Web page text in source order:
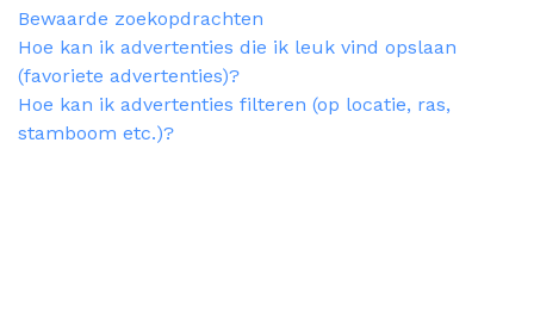
Bewaarde zoekopdrachten
Hoe kan ik advertenties die ik leuk vind opslaan
(favoriete advertenties)?
Hoe kan ik advertenties filteren (op locatie, ras,
stamboom etc.)?